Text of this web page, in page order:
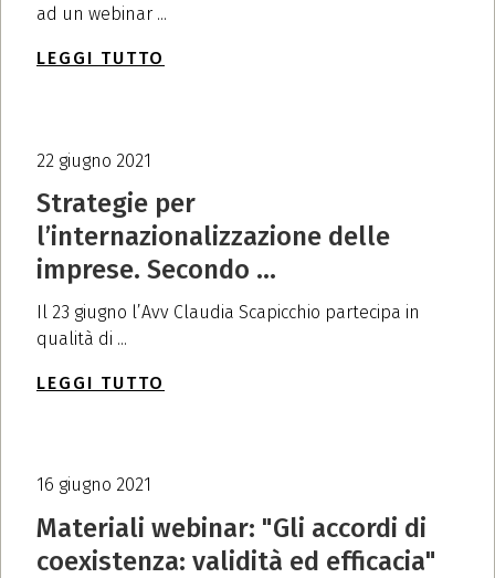
ad un webinar ...
LEGGI TUTTO
22 giugno 2021
Strategie per
l’internazionalizzazione delle
imprese. Secondo ...
Il 23 giugno l’Avv Claudia Scapicchio partecipa in
qualità di ...
LEGGI TUTTO
16 giugno 2021
Materiali webinar: "Gli accordi di
coexistenza: validità ed efficacia"